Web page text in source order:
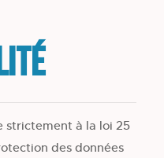
strictement à la loi 25
des données